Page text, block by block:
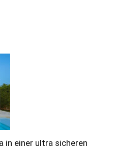
in einer ultra sicheren